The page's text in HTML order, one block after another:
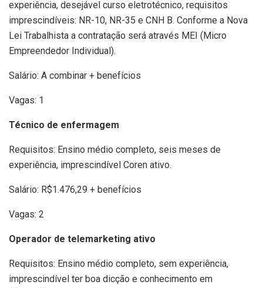
experiência, desejável curso eletrotécnico, requisitos
imprescindíveis: NR-10, NR-35 e CNH B. Conforme a Nova
Lei Trabalhista a contratação será através MEI (Micro
Empreendedor Individual).
Salário: A combinar + benefícios
Vagas: 1
Técnico de enfermagem
Requisitos: Ensino médio completo, seis meses de
experiência, imprescindível Coren ativo.
Salário: R$1.476,29 + benefícios
Vagas: 2
Operador de telemarketing ativo
Requisitos: Ensino médio completo, sem experiência,
imprescindível ter boa dicção e conhecimento em